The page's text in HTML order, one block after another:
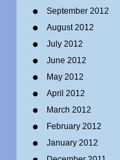
September 2012
August 2012
July 2012
June 2012
May 2012
April 2012
March 2012
February 2012
January 2012